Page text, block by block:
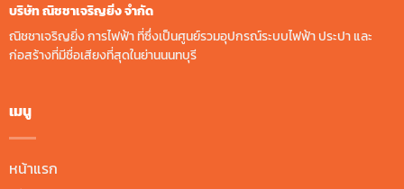
บริษัท ณิชชาเจริญยิ่ง จํากัด
ณิชชาเจริญยิ่ง การไฟฟ้า ที่ซึ่งเป็นศูนย์รวมอุปกรณ์ระบบไฟฟ้า ประปา และ
ก่อสร้างที่มีชื่อเสียงที่สุดในย่านนนทบุรี
เมนู
หน้าแรก